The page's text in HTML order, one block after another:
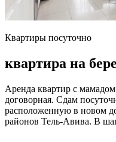
Квартиры посуточно
квартира на
Аренда квартир с
договорная. Сдам
расположенную в новом
районов Тель-Авива. В